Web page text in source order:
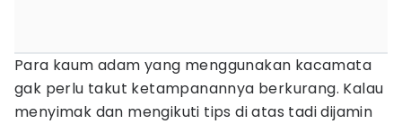
Para kaum adam yang menggunakan kacamata
gak perlu takut ketampanannya berkurang. Kalau
menyimak dan mengikuti tips di atas tadi dijamin